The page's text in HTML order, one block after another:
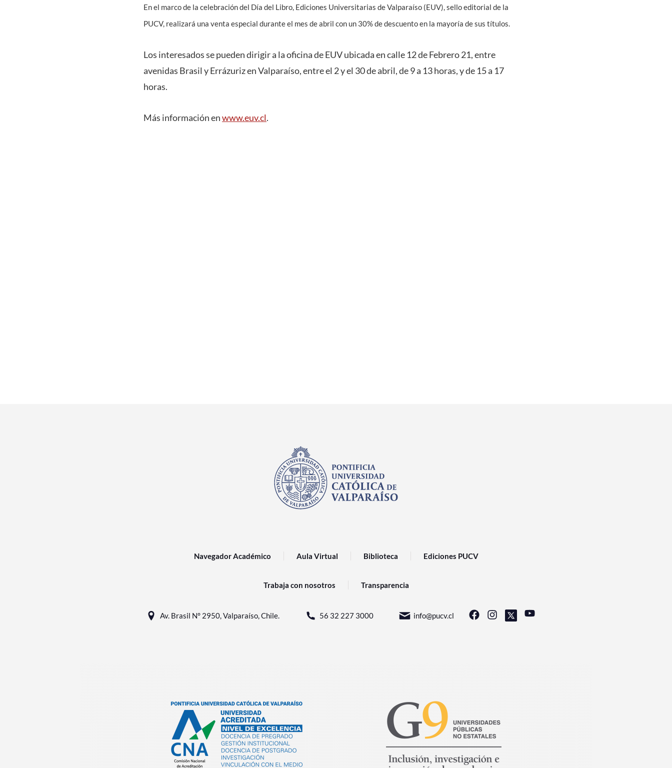
En el marco de la celebración del Día del Libro, Ediciones Universitarias de Valparaíso (EUV), sello editorial de la
PUCV, realizará una venta especial durante el mes de abril con un 30% de descuento en la mayoría de sus títulos.
Los interesados se pueden dirigir a la oficina de EUV ubicada en calle 12 de Febrero 21, entre
avenidas Brasil y Errázuriz en Valparaíso, entre el 2 y el 30 de abril, de 9 a 13 horas, y de 15 a 17
horas.
Más información enwww.euv.cl.
Navegador Académico Aula Virtual Biblioteca Ediciones PUCV
Trabaja con nosotros Transparencia
Av. Brasil N° 2950, Valparaíso, Chile. 56 32 227 3000 info@pucv.cl